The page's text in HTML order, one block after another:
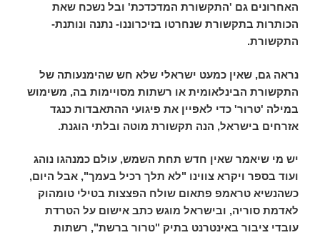
האחרונים גם 'התקשורת המדכדכת' ובל נשכח שאת
הכותרות בתקשורת שנחרטו בזיכרוננו- נתנה ונותנת-
התקשורת.
נראה גם, שאין כמעט ישראלי שלא חש שהימנעותה של
התקשורת הבינלאומית או רשתות מסויימות בה, משימוש
במילה 'טרור' כדי לאפיין את פיגועי ההתאבדות כנגד
אזרחים בישראל, הנה תקשורת מוטה ובלתי הוגנת.
יש מי שיאמר שאין חדש תחת השמש, עולם כמנהגו נוהג
ועוד בספר ויקרא צווינו "לא תלך רכיל בעמך", אבל היום,
כשהנשיא טראמפ פתאום שולח הפצצות בטילי טומהוק
לאדמת סוריה, ובישראל מוגש כתב אישום על הטרדת
עובדי ציבור באינטרנט בתיק "טרור ברשת", רשתות